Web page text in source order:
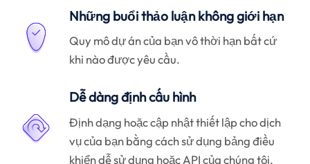
Những buổi thảo luận không giới hạn
Quy mô dự án của bạn vô thời hạn bất cứ
khi nào được yêu cầu.
Dễ dàng định cấu hình
Định dạng hoặc cập nhật thiết lập cho dịch
vụ của bạn bằng cách sử dụng bảng điều
khiển dễ sử dụng hoặc API của chúng tôi.